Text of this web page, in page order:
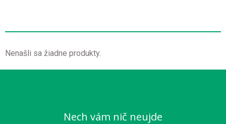
Nenašli sa žiadne produkty.
Nech vám nič neujde